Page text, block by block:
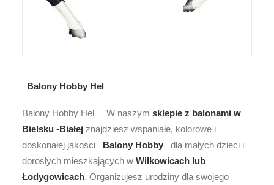
Balony Hobby Hel
Balony Hobby Hel W naszym sklepie z balonami w
Bielsku -Białej znajdziesz wspaniałe, kolorowe i
doskonałej jakości
Balony Hobby
dla małych dzieci i
dorosłych mieszkających w Wilkowicach lub
Łodygowicach. Organizujesz urodziny dla swojego